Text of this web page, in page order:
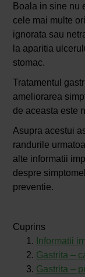
Boala in sine nu
cele mai multe
ignorata sau
la aparitia
stomac.
Tratamentul
ameliorarea
de aceasta este
Asupra acestui
randurile
alte informatii
despre
preventie.
Cuprins
Informatii
Gastrita –
Gastrita –